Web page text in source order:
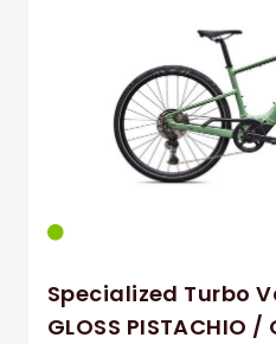
Specialized Turbo
GLOSS PISTACHIO /